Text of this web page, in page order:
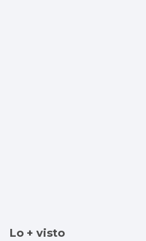
Lo + visto